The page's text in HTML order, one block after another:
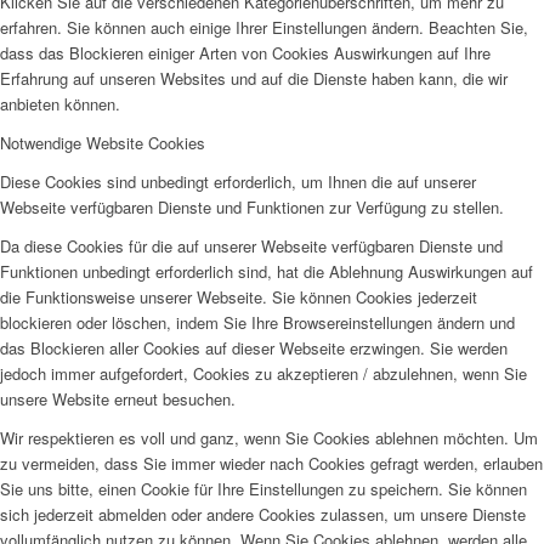
erfahren. Sie können auch einige Ihrer Einstellungen ändern. Beachten Sie,
dass das Blockieren einiger Arten von Cookies Auswirkungen auf Ihre
Erfahrung auf unseren Websites und auf die Dienste haben kann, die wir
anbieten können.
Notwendige Website Cookies
Diese Cookies sind unbedingt erforderlich, um Ihnen die auf unserer
Webseite verfügbaren Dienste und Funktionen zur Verfügung zu stellen.
Da diese Cookies für die auf unserer Webseite verfügbaren Dienste und
Funktionen unbedingt erforderlich sind, hat die Ablehnung Auswirkungen auf
die Funktionsweise unserer Webseite. Sie können Cookies jederzeit
blockieren oder löschen, indem Sie Ihre Browsereinstellungen ändern und
das Blockieren aller Cookies auf dieser Webseite erzwingen. Sie werden
jedoch immer aufgefordert, Cookies zu akzeptieren / abzulehnen, wenn Sie
unsere Website erneut besuchen.
Wir respektieren es voll und ganz, wenn Sie Cookies ablehnen möchten. Um
zu vermeiden, dass Sie immer wieder nach Cookies gefragt werden, erlauben
Sie uns bitte, einen Cookie für Ihre Einstellungen zu speichern. Sie können
sich jederzeit abmelden oder andere Cookies zulassen, um unsere Dienste